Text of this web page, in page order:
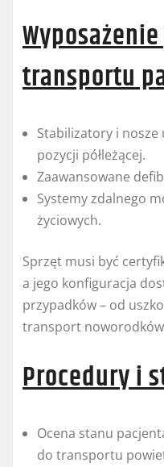
transportu
Stabilizatory i
pozycji półleżącej.
Zaawansowane
Systemy zdalnego
życiowych.
Sprzęt musi być
a jego konfiguracja
przypadków – od
transport
Procedury i
Ocena stanu
do transportu